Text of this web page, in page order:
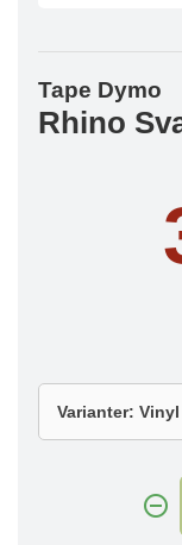
Tape Dymo
Rhino